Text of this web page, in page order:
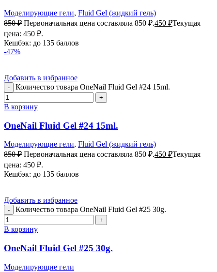
Моделирующие гели, Fluid Gel (жидкий гель)
850₽ Первоначальная цена составляла 850 ₽.450 ₽Текущая
цена: 450 ₽.
Кешбэк: до 135 баллов
-47%
Добавить в избранное
Количество товара OneNail Fluid Gel #24 15ml.
В корзину
OneNail Fluid Gel #24 15ml.
Моделирующие гели, Fluid Gel (жидкий гель)
850₽ Первоначальная цена составляла 850 ₽.450 ₽Текущая
цена: 450 ₽.
Кешбэк: до 135 баллов
Добавить в избранное
Количество товара OneNail Fluid Gel #25 30g.
В корзину
OneNail Fluid Gel #25 30g.
Моделирующие гели